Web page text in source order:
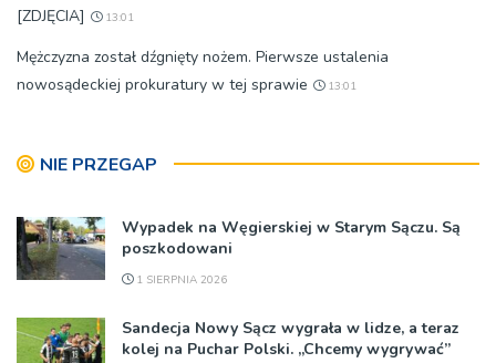
[ZDJĘCIA]
13:01
Mężczyzna został dźgnięty nożem. Pierwsze ustalenia
nowosądeckiej prokuratury w tej sprawie
13:01
NIE PRZEGAP
Wypadek na Węgierskiej w Starym Sączu. Są
poszkodowani
1 SIERPNIA 2026
Sandecja Nowy Sącz wygrała w lidze, a teraz
kolej na Puchar Polski. „Chcemy wygrywać”